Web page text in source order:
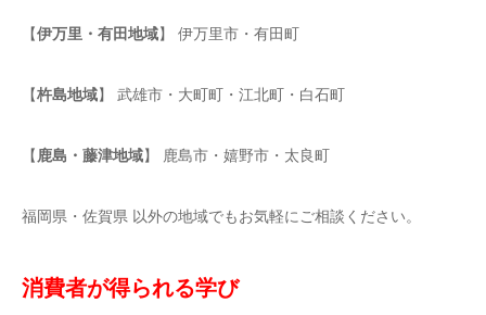
【伊万里・有田地域】 伊万里市・有田町
【杵島地域】 武雄市・大町町・江北町・白石町
【鹿島・藤津地域】 鹿島市・嬉野市・太良町
福岡県・佐賀県 以外の地域でもお気軽にご相談ください。
消費者が得られる学び